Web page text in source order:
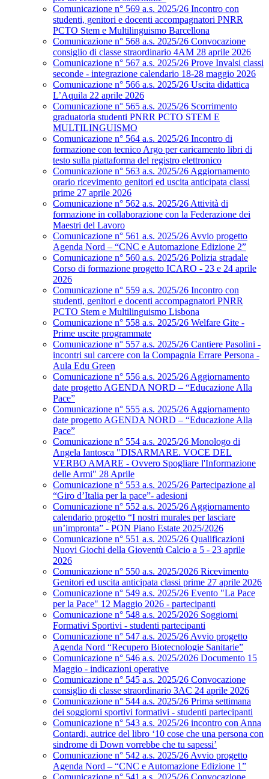
Comunicazione n° 569 a.s. 2025/26 Incontro con
studenti, genitori e docenti accompagnatori PNRR
PCTO Stem e Multilinguismo Barcellona
Comunicazione n° 568 a.s. 2025/26 Convocazione
consiglio di classe straordinario 4AM 28 aprile 2026
Comunicazione n° 567 a.s. 2025/26 Prove Invalsi classi
seconde - integrazione calendario 18-28 maggio 2026
Comunicazione n° 566 a.s. 2025/26 Uscita didattica
L’Aquila 22 aprile 2026
Comunicazione n° 565 a.s. 2025/26 Scorrimento
graduatoria studenti PNRR PCTO STEM E
MULTILINGUISMO
Comunicazione n° 564 a.s. 2025/26 Incontro di
formazione con tecnico Argo per caricamento libri di
testo sulla piattaforma del registro elettronico
Comunicazione n° 563 a.s. 2025/26 Aggiornamento
orario ricevimento genitori ed uscita anticipata classi
prime 27 aprile 2026
Comunicazione n° 562 a.s. 2025/26 Attività di
formazione in collaborazione con la Federazione dei
Maestri del Lavoro
Comunicazione n° 561 a.s. 2025/26 Avvio progetto
Agenda Nord – “CNC e Automazione Edizione 2”
Comunicazione n° 560 a.s. 2025/26 Polizia stradale
Corso di formazione progetto ICARO - 23 e 24 aprile
2026
Comunicazione n° 559 a.s. 2025/26 Incontro con
studenti, genitori e docenti accompagnatori PNRR
PCTO Stem e Multilinguismo Lisbona
Comunicazione n° 558 a.s. 2025/26 Welfare Gite -
Prime uscite programmate
Comunicazione n° 557 a.s. 2025/26 Cantiere Pasolini -
incontri sul carcere con la Compagnia Errare Persona -
Aula Edu Green
Comunicazione n° 556 a.s. 2025/26 Aggiornamento
date progetto AGENDA NORD – “Educazione Alla
Pace”
Comunicazione n° 555 a.s. 2025/26 Aggiornamento
date progetto AGENDA NORD – “Educazione Alla
Pace”
Comunicazione n° 554 a.s. 2025/26 Monologo di
Angela Iantosca "DISARMARE. VOCE DEL
VERBO AMARE - Ovvero Spogliare l'Informazione
delle Armi" 28 Aprile
Comunicazione n° 553 a.s. 2025/26 Partecipazione al
“Giro d’Italia per la pace”- adesioni
Comunicazione n° 552 a.s. 2025/26 Aggiornamento
calendario progetto “I nostri murales per lasciare
un’impronta” - PON Piano Estate 2025/2026
Comunicazione n° 551 a.s. 2025/26 Qualificazioni
Nuovi Giochi della Gioventù Calcio a 5 - 23 aprile
2026
Comunicazione n° 550 a.s. 2025/2026 Ricevimento
Genitori ed uscita anticipata classi prime 27 aprile 2026
Comunicazione n° 549 a.s. 2025/26 Evento "La Pace
per la Pace" 12 Maggio 2026 - partecipanti
Comunicazione n° 548 a.s. 2025/2026 Soggiorni
Formativi Sportivi - studenti partecipanti
Comunicazione n° 547 a.s. 2025/26 Avvio progetto
Agenda Nord “Recupero Biotecnologie Sanitarie”
Comunicazione n° 546 a.s. 2025/2026 Documento 15
Maggio - indicazioni operative
Comunicazione n° 545 a.s. 2025/26 Convocazione
consiglio di classe straordinario 3AC 24 aprile 2026
Comunicazione n° 544 a.s. 2025/26 Prima settimana
dei soggiorni sportivi formativi - studenti partecipanti
Comunicazione n° 543 a.s. 2025/26 incontro con Anna
Contardi, autrice del libro ‘10 cose che una persona con
sindrome di Down vorrebbe che tu sapessi’
Comunicazione n° 542 a.s. 2025/26 Avvio progetto
Agenda Nord – “CNC e Automazione Edizione 1”